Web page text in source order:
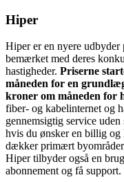
Hiper
Hiper er en nyere udbyder
bemærket med deres
hastigheder. Priserne
måneden for en
kroner om måneden for
fiber- og kabelinternet og
gennemsigtig service
hvis du ønsker en billig
dækker primært
Hiper tilbyder også en
abonnement og få support.